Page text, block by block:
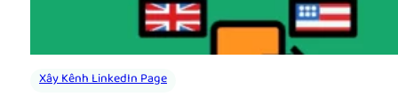
Xây Kênh LinkedIn Page